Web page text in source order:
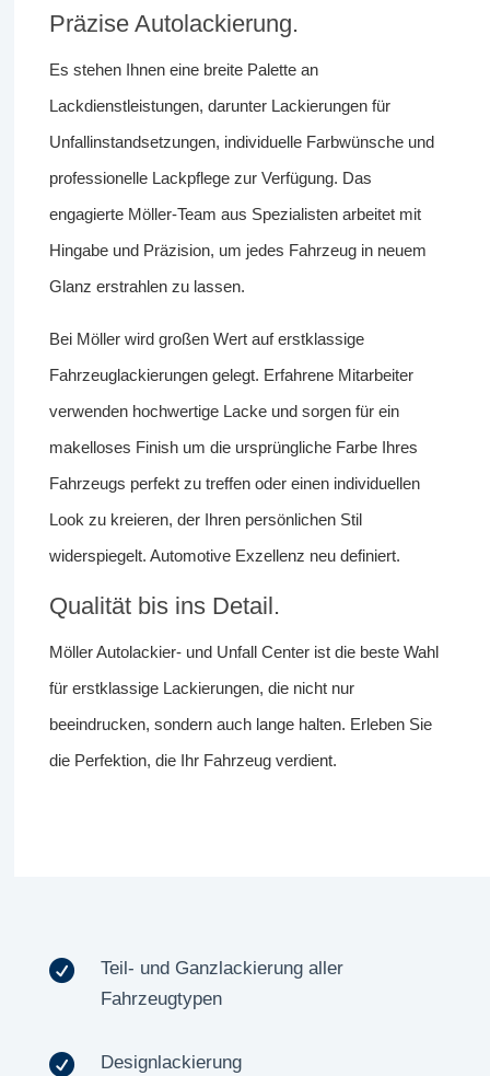
Präzise Autolackierung.
Es stehen Ihnen eine breite Palette an
Lackdienstleistungen, darunter Lackierungen für
Unfallinstandsetzungen, individuelle Farbwünsche und
professionelle Lackpflege zur Verfügung. Das
engagierte Möller-Team aus Spezialisten arbeitet mit
Hingabe und Präzision, um jedes Fahrzeug in neuem
Glanz erstrahlen zu lassen.
Bei Möller wird großen Wert auf erstklassige
Fahrzeuglackierungen gelegt. Erfahrene Mitarbeiter
verwenden hochwertige Lacke und sorgen für ein
makelloses Finish um die ursprüngliche Farbe Ihres
Fahrzeugs perfekt zu treffen oder einen individuellen
Look zu kreieren, der Ihren persönlichen Stil
widerspiegelt. Automotive Exzellenz neu definiert.
Qualität bis ins Detail.
Möller Autolackier- und Unfall Center ist die beste Wahl
für erstklassige Lackierungen, die nicht nur
beeindrucken, sondern auch lange halten. Erleben Sie
die Perfektion, die Ihr Fahrzeug verdient.

Teil- und Ganzlackierung aller
Fahrzeugtypen
 Designlackierung